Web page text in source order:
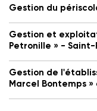
Gestion du
Gestion et
Petronille » -
Gestion de
Marcel Bontemps